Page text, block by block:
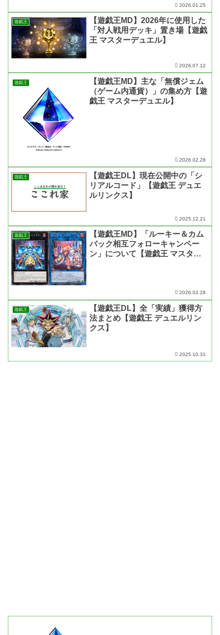
2026.01.25
遊戯王
【遊戯王MD】2026年に使用した
「対人戦用デッキ」置き場【遊戯
王 マスターデュエル】
2026.07.12
遊戯王
【遊戯王MD】主な「無償ジェム
（ゲーム内通貨）」の集め方【遊
戯王 マスターデュエル】
2026.02.28
遊戯王
【遊戯王DL】現在公開中の「シ
リアルコード」【遊戯王 デュエ
ルリンクス】
2025.12.21
遊戯王
【遊戯王MD】「ルーキー＆カム
バック相互フォローキャンペー
ン」について【遊戯王 マスター
2026.02.28
遊戯王
【遊戯王DL】全「実績」獲得方
法まとめ【遊戯王 デュエルリン
クス】
2025.10.31